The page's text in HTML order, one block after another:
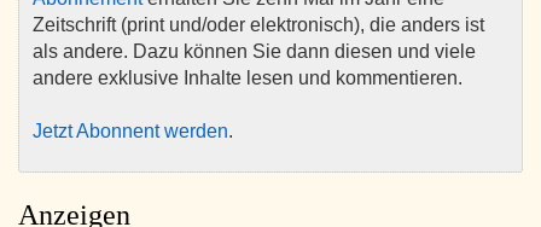
Zeitschrift (print und/oder elektronisch), die anders ist
als andere. Dazu können Sie dann diesen und viele
andere exklusive Inhalte lesen und kommentieren.
Jetzt Abonnent werden.
Anzeigen